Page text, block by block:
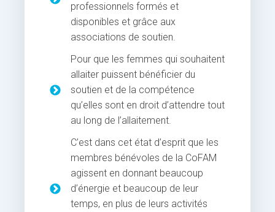
professionnels formés et
disponibles et grâce aux
associations de soutien.
Pour que les femmes qui souhaitent
allaiter puissent bénéficier du
soutien et de la compétence
qu’elles sont en droit d’attendre tout
au long de l’allaitement.
C’est dans cet état d’esprit que les
membres bénévoles de la CoFAM
agissent en donnant beaucoup
d’énergie et beaucoup de leur
temps, en plus de leurs activités